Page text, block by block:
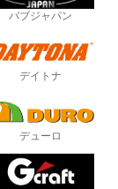
バブジャパン
デイトナ
デューロ